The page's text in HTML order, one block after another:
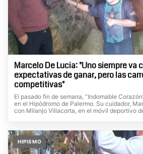
Marcelo De Lucia: "Uno siempre va
expectativas de ganar, pero las
competitivas"
El pasado fin de semana, “Indomable
en el Hipódromo de Palermo. Su cuidador,
con Milanjo Villacorta, en el móvil deportivo
HIPISMO